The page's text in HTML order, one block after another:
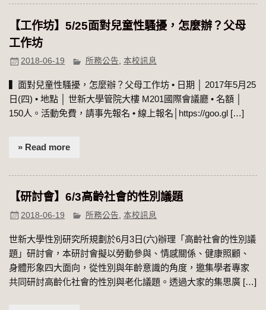
【工作坊】5/25面對兒童性騷擾，怎麼辦？父母
工作坊
2018-06-19 所務公告,本校訊息
▍面對兒童性騷擾，怎麼辦？父母工作坊 • 日期 │ 2017年5月25
日(四) • 地點 │ 世新大學管院大樓 M201國際會議廳 • 名額 │
150人。活動免費，請事先報名 • 線上報名│https://goo.gl […]
» Read more
【研討會】6/3高齡社會的性別議題
2018-06-19 所務公告 ,本校訊息
世新大學性別研究所規劃於6月3日(六)辦理「高齡社會的性別議
題」研討會，本研討會擬以勞動參與、情感關係、健康照顧、
身體形象四大面向，從性別與年齡意識的角度，邀集學者專家
共同研討高齡化社會的性別與老化議題。透過大家的集思廣 […]